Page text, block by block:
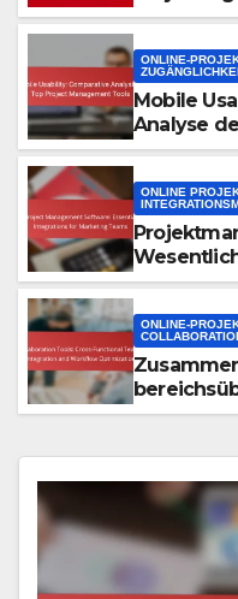
ONLINE-
Mobile
Analyse
ONLINE
ONLINE-